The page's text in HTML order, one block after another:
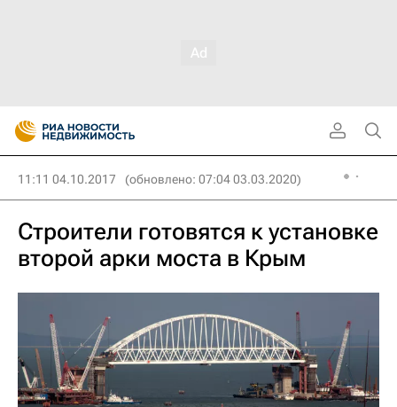
11:11 04.10.2017 (обновлено: 07:04 03.03.2020)
Строители готовятся к установке
второй арки моста в Крым